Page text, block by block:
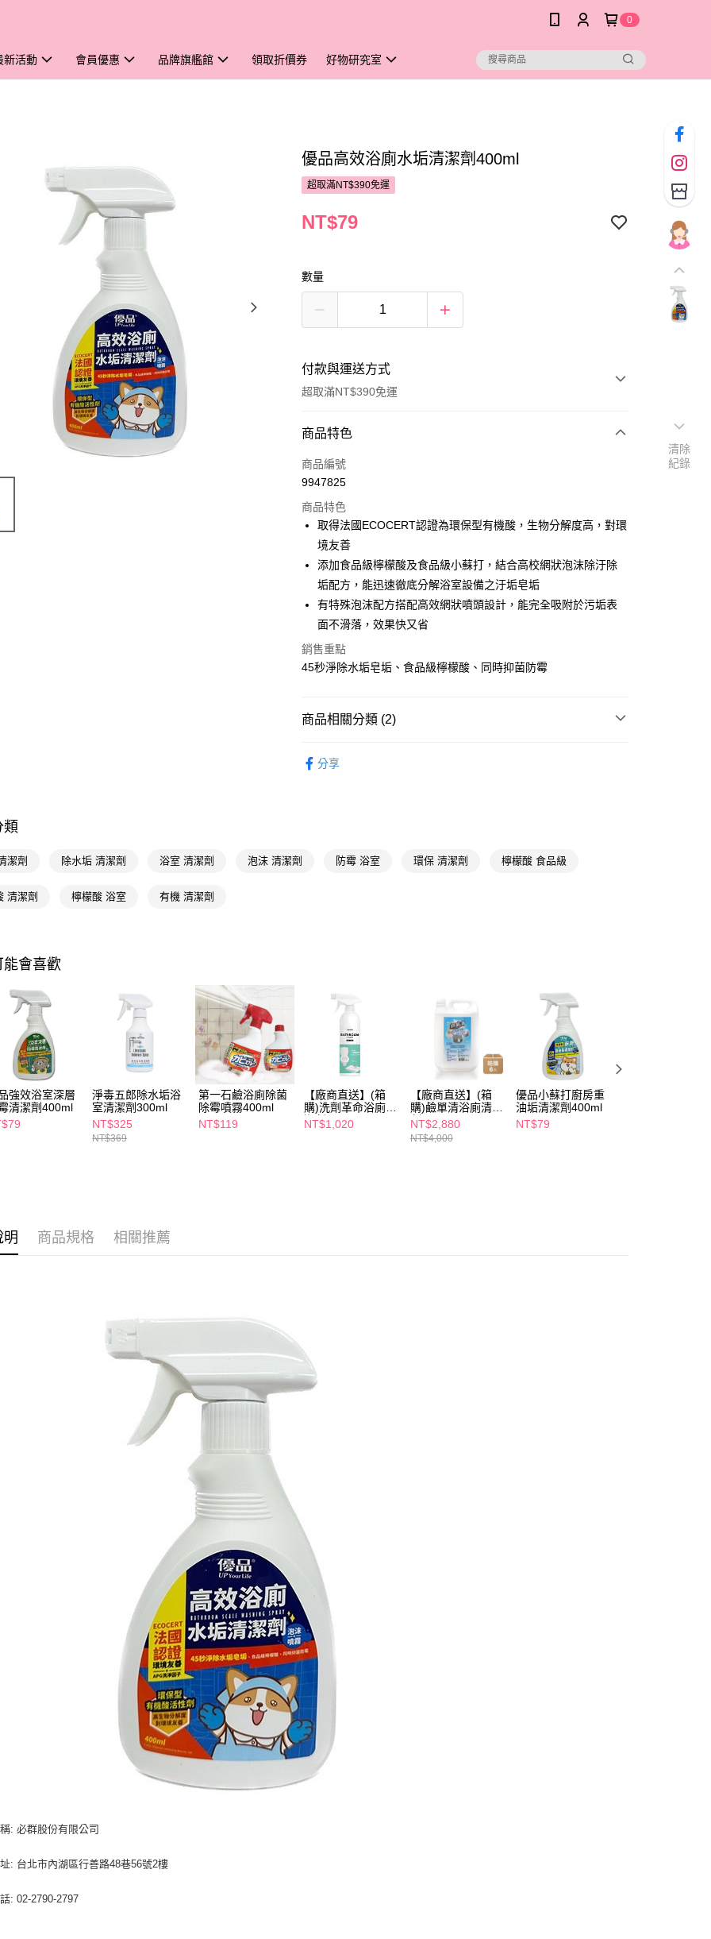
0
新活動 會員優惠 品牌旗艦館 領取折價券 好物研究室
優品高效浴廁水垢清潔劑400ml
超取滿NT$390免運
NT$79
數量
付款與運送方式
超取滿NT$390免運
付款方式
POYA支付
超商取貨付款
LINE Pay
Apple Pay
街口支付
Google Pay
相關說明
便利好安心！
１．簡單：不需註冊會員、不需綁卡、不需儲值。
付」結帳頁面，進行簡訊認證並確認金額後，即可完成結帳。
【注意事項】
１．透過由恩沛科技股份有限公司提供之「AFTEE先享後付」服務完成之
交易，需依本服務之必要範圍內提供個人資料，並將交易相關給付款項請
求債權轉讓予恩沛科技股份有限公司。
２．關於個人資料處理事宜，請瀏覽以下網址：
https://aftee.tw/terms/#terms3
３．未成年的使用者請事先徵得法定代理人或監護人之同意方可使用
「AFTEE先享後付」，若未經同意申辦者引起之損失，本公司不負相關責
任。
４．使用「AFTEE先享後付」時，將依據個別帳號之用戶狀況，依本公司
每筆NT$65，滿NT$490(含以上)免運費
7-11取貨付款
每筆NT$65，滿NT$490(含以上)免運費
付款後7-11取貨
每筆NT$65，滿NT$490(含以上)免運費
宅配(本島)
商品特色
商品編號
9947825
商品特色
取得法國ECOCERT認證為環保型有機酸，生物分解度高，對環
境友善
添加食品級檸檬酸及食品級小蘇打，結合高校網狀泡沫除汙除
垢配方，能迅速徹底分解浴室設備之汙垢皂垢
有特殊泡沫配方搭配高效網狀噴頭設計，能完全吸附於污垢表
面不滑落，效果快又省
銷售重點
45秒淨除水垢皂垢、食品級檸檬酸、同時抑菌防霉
商品相關分類 (2)
分享
類
潔劑 除水垢 清潔劑 浴室 清潔劑 泡沫 清潔劑 防霉 浴室 環保 清潔劑 檸檬酸 食品級
清潔劑 檸檬酸 浴室 有機 清潔劑
能會喜歡
強效浴室深層
清潔劑400ml
淨毒五郎除水垢浴
室清潔劑300ml
NT$325
NT$369
第一石鹼浴廁除菌
除霉噴霧400ml
NT$119
【廠商直送】(箱
購)洗劑革命浴廁清
潔劑350ml*12入-
除菌除垢
NT$1,020
【廠商直送】(箱
購)鹼單清浴廁清潔
劑3800ml*6入
NT$2,880
NT$4,000
優品小蘇打廚房重
油垢清潔劑400ml
NT$79
明 商品規格 相關推薦
: 必群股份有限公司
: 台北市內湖區行善路48巷56號2樓
: 02-2790-2797
清除
紀錄